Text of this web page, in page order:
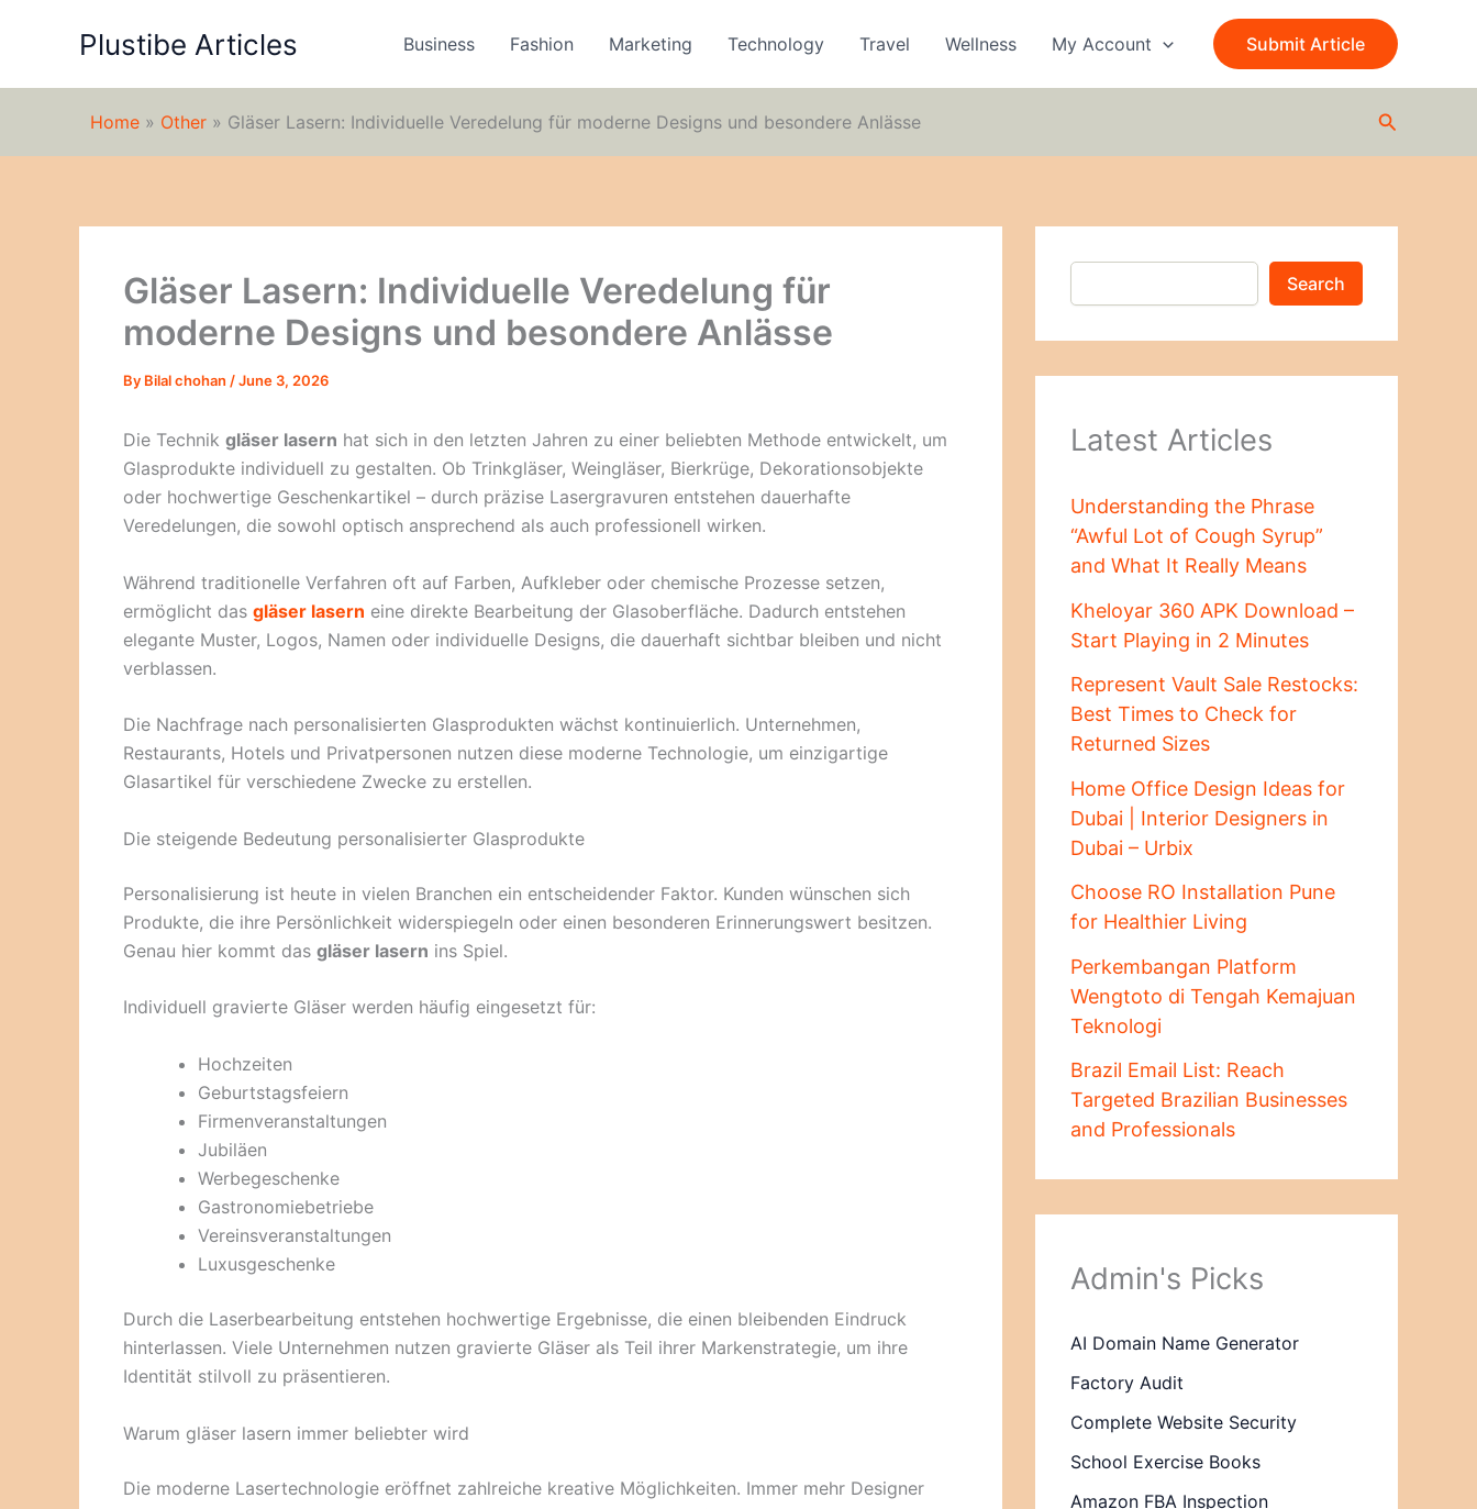
Plustibe Articles Business Fashion Marketing Technology Travel Wellness My Account Submit Article
Home » Other » Gläser Lasern: Individuelle Veredelung für moderne Designs und besondere Anlässe Search
Gläser Lasern: Individuelle Veredelung für
moderne Designs und besondere Anlässe
By Bilal chohan /June 3, 2026
Die Technik gläser lasern hat sich in den letzten Jahren zu einer beliebten Methode entwickelt, um
Glasprodukte individuell zu gestalten. Ob Trinkgläser, Weingläser, Bierkrüge, Dekorationsobjekte
oder hochwertige Geschenkartikel – durch präzise Lasergravuren entstehen dauerhafte
Veredelungen, die sowohl optisch ansprechend als auch professionell wirken.
Während traditionelle Verfahren oft auf Farben, Aufkleber oder chemische Prozesse setzen,
ermöglicht das gläser lasern eine direkte Bearbeitung der Glasoberfläche. Dadurch entstehen
elegante Muster, Logos, Namen oder individuelle Designs, die dauerhaft sichtbar bleiben und nicht
verblassen.
Die Nachfrage nach personalisierten Glasprodukten wächst kontinuierlich. Unternehmen,
Restaurants, Hotels und Privatpersonen nutzen diese moderne Technologie, um einzigartige
Glasartikel für verschiedene Zwecke zu erstellen.
Die steigende Bedeutung personalisierter Glasprodukte
Personalisierung ist heute in vielen Branchen ein entscheidender Faktor. Kunden wünschen sich
Produkte, die ihre Persönlichkeit widerspiegeln oder einen besonderen Erinnerungswert besitzen.
Genau hier kommt das gläser lasern ins Spiel.
Individuell gravierte Gläser werden häufig eingesetzt für:
Hochzeiten
Geburtstagsfeiern
Firmenveranstaltungen
Jubiläen
Werbegeschenke
Gastronomiebetriebe
Vereinsveranstaltungen
Luxusgeschenke
Durch die Laserbearbeitung entstehen hochwertige Ergebnisse, die einen bleibenden Eindruck
hinterlassen. Viele Unternehmen nutzen gravierte Gläser als Teil ihrer Markenstrategie, um ihre
Identität stilvoll zu präsentieren.
Warum gläser lasern immer beliebter wird
Die moderne Lasertechnologie eröffnet zahlreiche kreative Möglichkeiten. Immer mehr Designer
a
Search
Latest Articles
Understanding the Phrase
“Awful Lot of Cough Syrup”
and What It Really Means
Kheloyar 360 APK Download –
Start Playing in 2 Minutes
Represent Vault Sale Restocks:
Best Times to Check for
Returned Sizes
Home Office Design Ideas for
Dubai | Interior Designers in
Dubai – Urbix
Choose RO Installation Pune
for Healthier Living
Perkembangan Platform
Wengtoto di Tengah Kemajuan
Teknologi
Brazil Email List: Reach
Targeted Brazilian Businesses
and Professionals
Admin's Picks
AI Domain Name Generator
Factory Audit
Complete Website Security
School Exercise Books
Amazon FBA Inspection